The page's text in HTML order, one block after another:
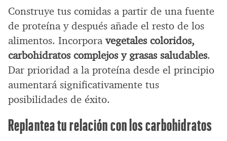
Construye tus comidas a partir de una fuente
de proteína y después añade el resto de los
alimentos. Incorpora vegetales coloridos,
carbohidratos complejos y grasas saludables.
Dar prioridad a la proteína desde el principio
aumentará significativamente tus
posibilidades de éxito.
Replantea tu relación con los carbohidratos